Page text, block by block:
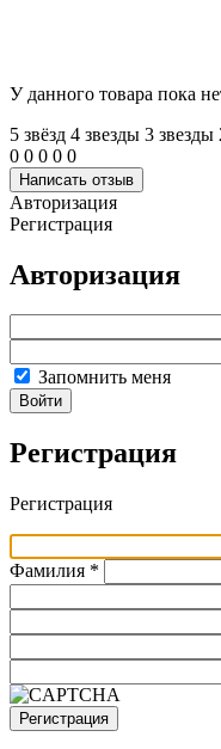
У данного товара пока
5 звёзд 4 звeзды 3 звeзды
0 0 0 0 0
Написать отзыв
Авторизация
Регистрация
Авторизация
Запомнить меня
Войти
Регистрация
Регистрация
Фамилия *
Регистрация